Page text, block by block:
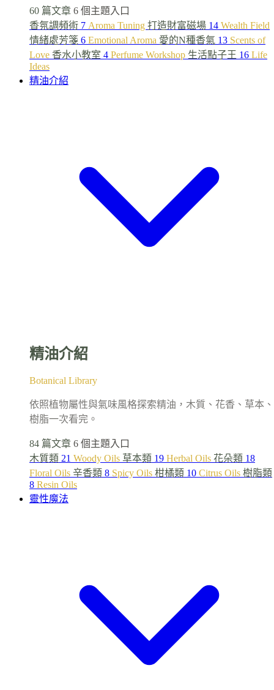
60 篇文章 6 個主題入口
香氛調頻術 7 Aroma Tuning 打造財富磁場 14 Wealth Field
情緒處芳箋 6 Emotional Aroma 愛的N種香氣 13 Scents of
Love 香水小教室 4 Perfume Workshop 生活點子王 16 Life
Ideas
精油介紹
精油介紹
Botanical Library
依照植物屬性與氣味風格探索精油，木質、花香、草本、
樹脂一次看完。
84 篇文章 6 個主題入口
木質類 21 Woody Oils 草本類 19 Herbal Oils 花朵類 18
Floral Oils 辛香類 8 Spicy Oils 柑橘類 10 Citrus Oils 樹脂類
8 Resin Oils
靈性魔法